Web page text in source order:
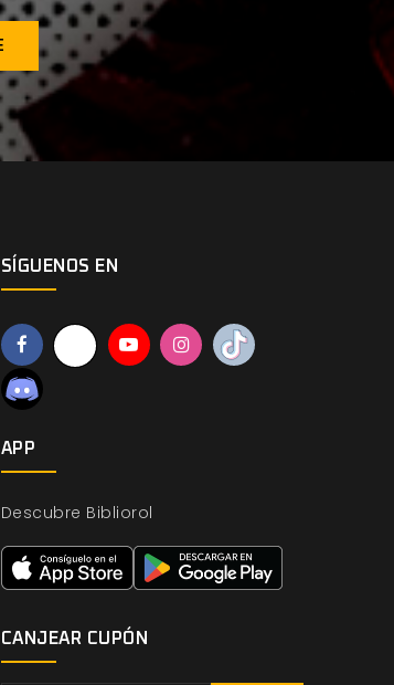
SÍGUENOS EN
APP
Descubre Bibliorol
CANJEAR CUPÓN